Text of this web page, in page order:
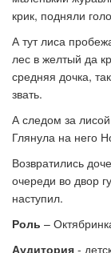
крик, подняли
А тут лиса
лес в желтый да
средняя дочка,
звать.
А следом за
Глянула на него
Возвратились
очереди во двор
наступил.
Роль –
Аудитория -